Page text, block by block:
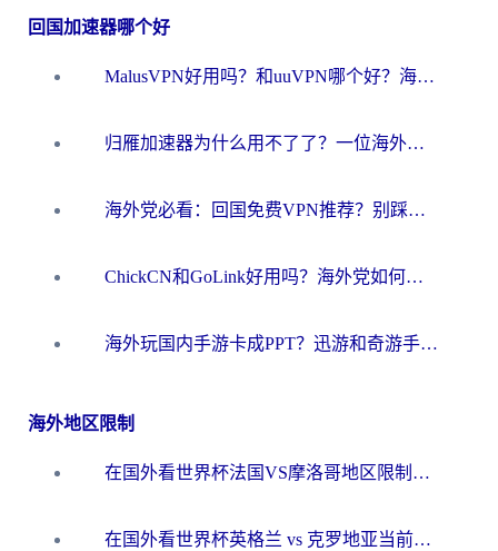
回国加速器哪个好
MalusVPN好用吗？和uuVPN哪个好？海外党无缝访问国内资源的真实对比与选择指南
归雁加速器为什么用不了了？一位海外游子的真实困惑与技术解答
海外党必看：回国免费VPN推荐？别踩坑！教你选对加速器无缝刷国内资源
ChickCN和GoLink好用吗？海外党如何选对回国加速器
海外玩国内手游卡成PPT？迅游和奇游手游哪个好？一篇讲透回国加速器怎么选
海外地区限制
在国外看世界杯法国VS摩洛哥地区限制？这篇指南让你流畅看中文解说无压力
在国外看世界杯英格兰 vs 克罗地亚当前地区不可播放？这篇指南帮你搞定所有海外观赛难题